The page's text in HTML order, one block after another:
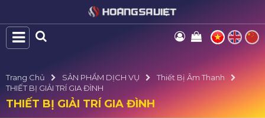
Trang Chủ SẢN PHẨM DỊCH VỤ
Thiết Bị Âm Thanh
THIẾT BỊ GIẢI TRÍ GIA ĐÌNH
THIẾT BỊ GIẢI TRÍ GIA ĐÌNH